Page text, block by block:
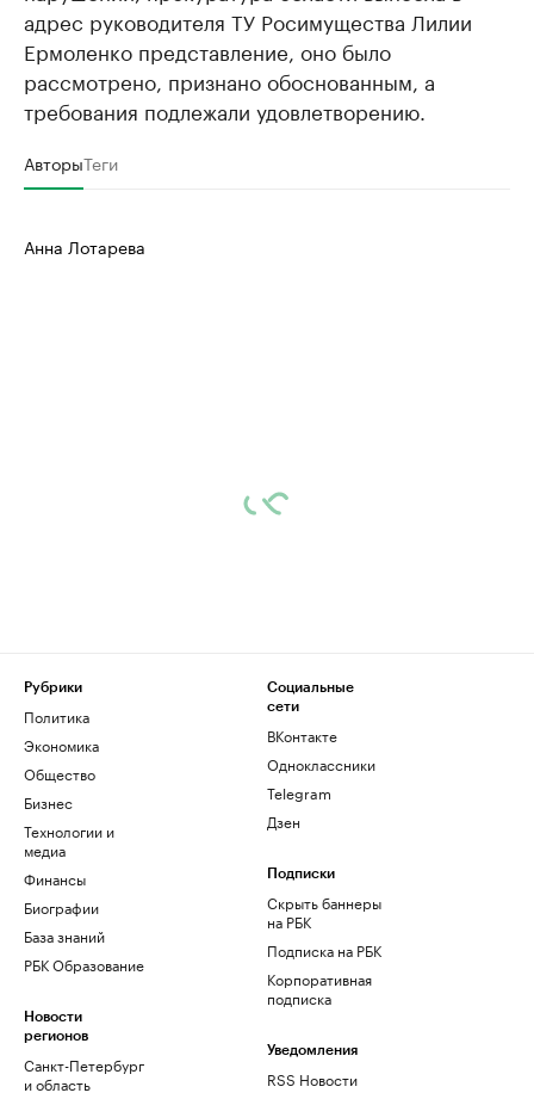
адрес руководителя ТУ Росимущества Лилии
Ермоленко представление, оно было
рассмотрено, признано обоснованным, а
требования подлежали удовлетворению.
АвторыТеги
Анна Лотарева
Рубрики
Политика
Экономика
Общество
Бизнес
Технологии и
медиа
Финансы
Биографии
База знаний
РБК Образование
Новости
регионов
Санкт-Петербург
и область
Социальные
сети
ВКонтакте
Одноклассники
Telegram
Дзен
Подписки
Скрыть баннеры
на РБК
Подписка на РБК
Корпоративная
подписка
Уведомления
RSS Новости